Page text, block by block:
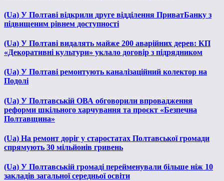
(Ua) У Полтаві відкрили друге відділення ПриватБанку з
підвищеним рівнем доступності
(Ua) У Полтаві видалять майже 200 аварійних дерев: КП
«Декоративні культури» уклало договір з підрядником
(Ua) У Полтаві ремонтують каналізаційний колектор на
Подолі
(Ua) У Полтавській ОВА обговорили впровадження
реформи шкільного харчування та проєкт «Безпечна
Полтавщина»
(Ua) На ремонт доріг у старостатах Полтавської громади
спрямують 30 мільйонів гривень
(Ua) У Полтавській громаді перейменували більше ніж 10
закладів загальної середньої освіти